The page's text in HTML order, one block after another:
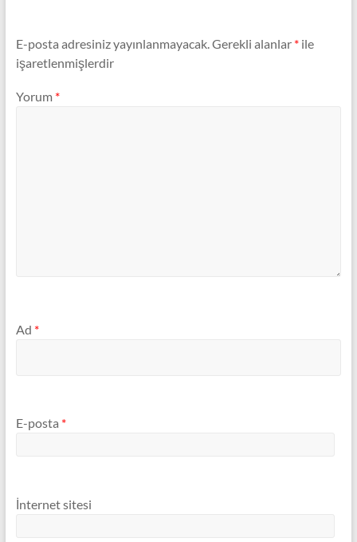
E-posta adresiniz yayınlanmayacak.Gerekli alanlar *ile
işaretlenmişlerdir
Yorum *
Ad *
E-posta *
İnternet sitesi